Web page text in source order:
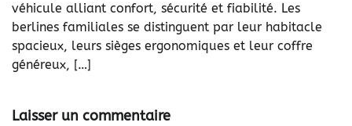
véhicule alliant confort, sécurité et fiabilité. Les
berlines familiales se distinguent par leur habitacle
spacieux, leurs sièges ergonomiques et leur coffre
généreux, […]
Laisser un commentaire